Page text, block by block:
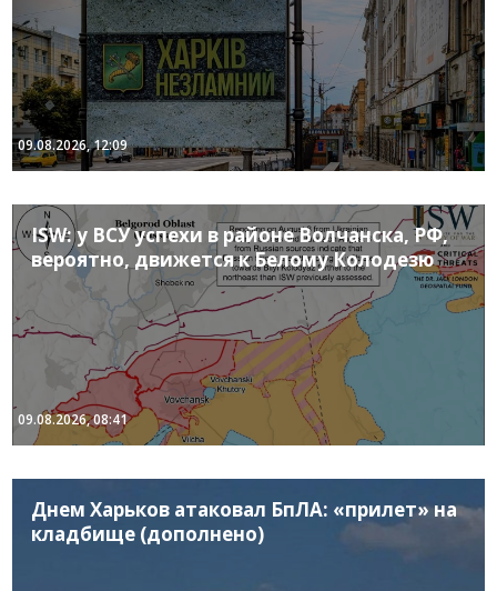
09.08.2026, 12:09
ISW: у ВСУ успехи в районе Волчанска, РФ,
вероятно, движется к Белому Колодезю
09.08.2026, 08:41
Днем Харьков атаковал БпЛА: «прилет» на
кладбище (дополнено)